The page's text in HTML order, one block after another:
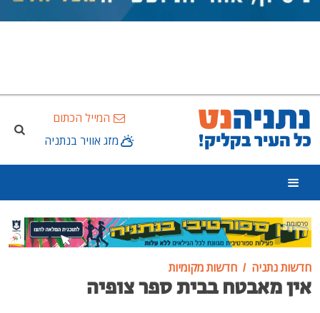
המייל הכתום
מזג אוויר בנתניה
פרסומת
חדשות נתניה חדשות מקומיות
אין מאבטח בבית ספר צופיה